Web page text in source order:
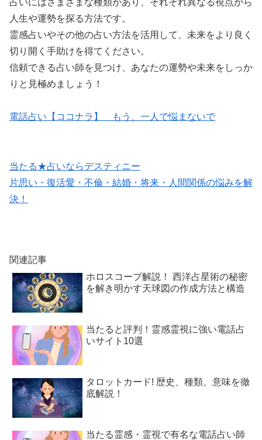
人生や運勢を探る方法です。
霊感占いやその他の占い方法を活用して、未来をより良く
切り開く手助けを得てください。
信頼できる占い師を見つけ、あなたの運勢や未来をしっか
りと見極めましょう！
電話占い【ココナラ】 もう、一人で悩まないで
当たる★占いならデスティニー
片思い・復活愛・不倫・結婚・将来・人間関係の悩みを解
決！
関連記事
ホロスコープ解説！ 西洋占星術の秘密
を解き明かす天球図の作成方法と構造
当たると評判！霊感霊視に強い電話占
いサイト10選
タロットカード! 歴史、種類、意味を徹
底解説！
当たる霊感・霊視で有名な電話占い師